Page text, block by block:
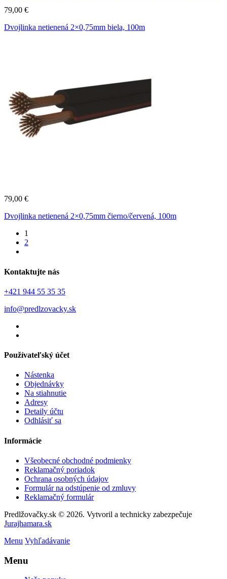
79,00 €
Dvojlinka netienená 2×0,75mm biela, 100m
79,00 €
Dvojlinka netienená 2×0,75mm čierno/červená, 100m
1
2
Kontaktujte nás
+421 944 55 35 35
info@predlzovacky.sk
Používateľský účet
Nástenka
Objednávky
Na stiahnutie
Adresy
Detaily účtu
Odhlásiť sa
Informácie
Všeobecné obchodné podmienky
Reklamačný poriadok
Ochrana osobných údajov
Formulár na odstúpenie od zmluvy
Reklamačný formulár
Predlžovačky.sk © 2026. Vytvoril a technicky zabezpečuje
Jurajhamara.sk
Menu Vyhľadávanie
Menu